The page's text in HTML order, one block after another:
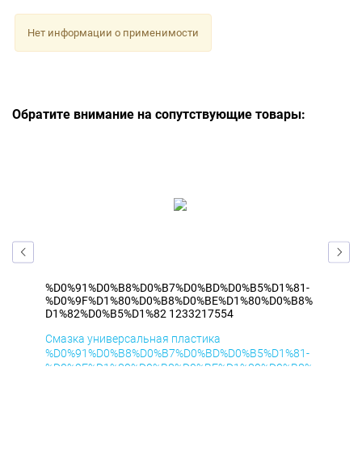
Нет информации о применимости
Обратите внимание на сопутствующие товары:
%D0%91%D0%B8%D0%B7%D0%BD%D0%B5%D1%81-
%D0%9F%D1%80%D0%B8%D0%BE%D1%80%D0%B8%
D1%82%D0%B5%D1%82 1233217554
Смазка универсальная пластика
%D0%91%D0%B8%D0%B7%D0%BD%D0%B5%D1%81-
%D0%9F%D1%80%D0%B8%D0%BE%D1%80%D0%B8%